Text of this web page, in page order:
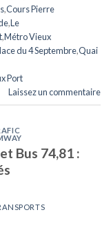
,Cours Pierre
,Le
,Métro Vieux
du 4 Septembre,Quai
Port
Laissez un commentaire
Bus 74,81 :